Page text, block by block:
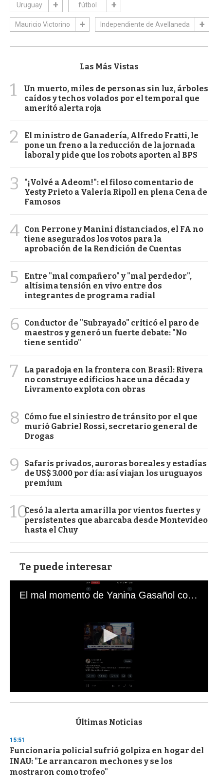
Uruguay fútbol
Mauricio Victorino Independiente de Avellaneda
Las Más Vistas
1
Un muerto, miles de personas sin luz, árboles
caídos y techos volados por el temporal que
ameritó alerta roja
2
El ministro de Ganadería, Alfredo Fratti, le
pone un freno a la reducción de la jornada
laboral y pide que los robots aporten al BPS
3
"¡Volvé a Adeom!": el filoso comentario de
Yesty Prieto a Valeria Ripoll en plena Cena de
Famosos
4 Con Perrone y Manini distanciados, el FA no
tiene asegurados los votos para la
aprobación de la Rendición de Cuentas
5
Entre "mal compañero" y "mal perdedor",
altísima tensión en vivo entre dos
integrantes de programa radial
6
Conductor de "Subrayado" criticó el paro de
maestros y generó un fuerte debate: "No
tiene sentido"
7
La paradoja en la frontera con Brasil: Rivera
no construye edificios hace una década y
Livramento explota con obras
8
Cómo fue el siniestro de tránsito por el que
murió Gabriel Rossi, secretario general de
Drogas
9
Safaris privados, auroras boreales y estadías
de US$ 3.000 por día: así viajan los uruguayos
premium
10Cesó la alerta amarilla por vientos fuertes y
persistentes que abarcaba desde Montevideo
hasta el Chuy
Te puede interesar
El mal momento de Yanina Gasañol con un hincha argentino en "Subrayado"
s
d
s
o
f
3
Últimas Noticias
15:51
Funcionaria policial sufrió golpiza en hogar del
INAU: "Le arrancaron mechones y se los
mostraron como trofeo"